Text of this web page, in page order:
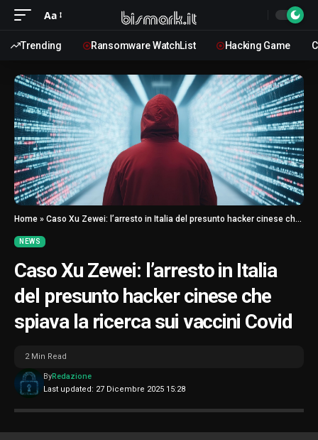
Aa
Trending Ransomware WatchList Hacking Game
Home » Caso Xu Zewei: l’arresto in Italia del presunto hacker cinese che spiava la ricerca sui vaccini Covid
NEWS
Caso Xu Zewei: l’arresto in Italia
del presunto hacker cinese che
spiava la ricerca sui vaccini Covid
Last updated: 27 Dicembre 2025 15:28
ByRedazione
2 Min Read